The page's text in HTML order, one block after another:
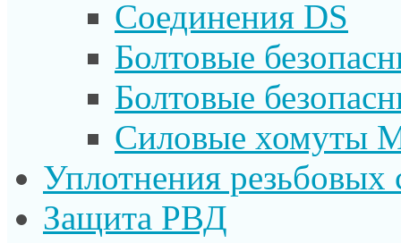
Соединения DS
Болтовые
Болтовые
Силовые хомуты
Уплотнения резьбовых
Защита РВД